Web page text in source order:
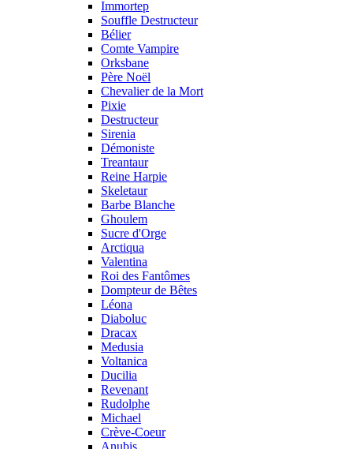
Immortep
Souffle Destructeur
Bélier
Comte Vampire
Orksbane
Père Noël
Chevalier de la Mort
Pixie
Destructeur
Sirenia
Démoniste
Treantaur
Reine Harpie
Skeletaur
Barbe Blanche
Ghoulem
Sucre d'Orge
Arctiqua
Valentina
Roi des Fantômes
Dompteur de Bêtes
Léona
Diaboluc
Dracax
Medusia
Voltanica
Ducilia
Revenant
Rudolphe
Michael
Crève-Coeur